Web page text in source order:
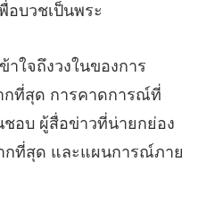
อบวชเป็นพระ
าใจถึงวงในของการ
กที่สุด การคาดการณ์ที่
อบ ผู้สื่อข่าวที่น่ายกย่อง
ที่สุด และแผนการณ์ภาย